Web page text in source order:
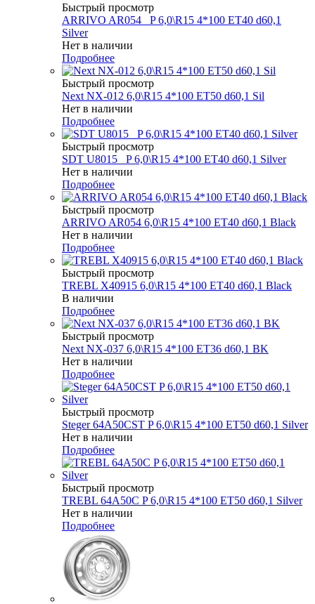
Быстрый просмотр
ARRIVO AR054 _P 6,0\R15 4*100 ET40 d60,1
Silver
Нет в наличии
Подробнее
Быстрый просмотр
Next NX-012 6,0\R15 4*100 ET50 d60,1 Sil
Нет в наличии
Подробнее
Быстрый просмотр
SDT U8015 _P 6,0\R15 4*100 ET40 d60,1 Silver
Нет в наличии
Подробнее
Быстрый просмотр
ARRIVO AR054 6,0\R15 4*100 ET40 d60,1 Black
Нет в наличии
Подробнее
Быстрый просмотр
TREBL X40915 6,0\R15 4*100 ET40 d60,1 Black
В наличии
Подробнее
Быстрый просмотр
Next NX-037 6,0\R15 4*100 ET36 d60,1 BK
Нет в наличии
Подробнее
Быстрый просмотр
Steger 64A50CST P 6,0\R15 4*100 ET50 d60,1 Silver
Нет в наличии
Подробнее
Быстрый просмотр
TREBL 64A50C P 6,0\R15 4*100 ET50 d60,1 Silver
Нет в наличии
Подробнее